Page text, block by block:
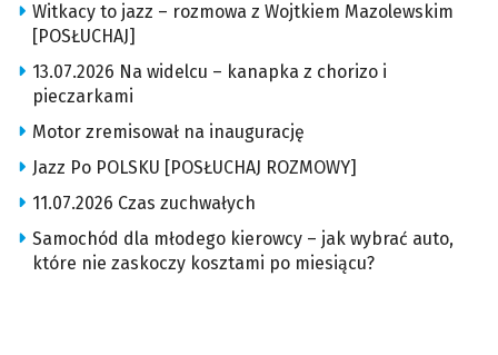
Witkacy to jazz – rozmowa z Wojtkiem Mazolewskim
[POSŁUCHAJ]
13.07.2026 Na widelcu – kanapka z chorizo i
pieczarkami
Motor zremisował na inaugurację
Jazz Po POLSKU [POSŁUCHAJ ROZMOWY]
11.07.2026 Czas zuchwałych
Samochód dla młodego kierowcy – jak wybrać auto,
które nie zaskoczy kosztami po miesiącu?